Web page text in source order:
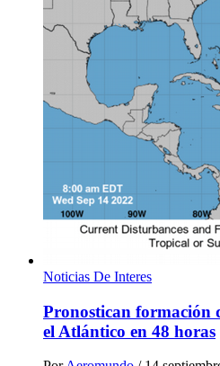
Noticias De Interes
Pronostican formación
el Atlántico en 48 horas